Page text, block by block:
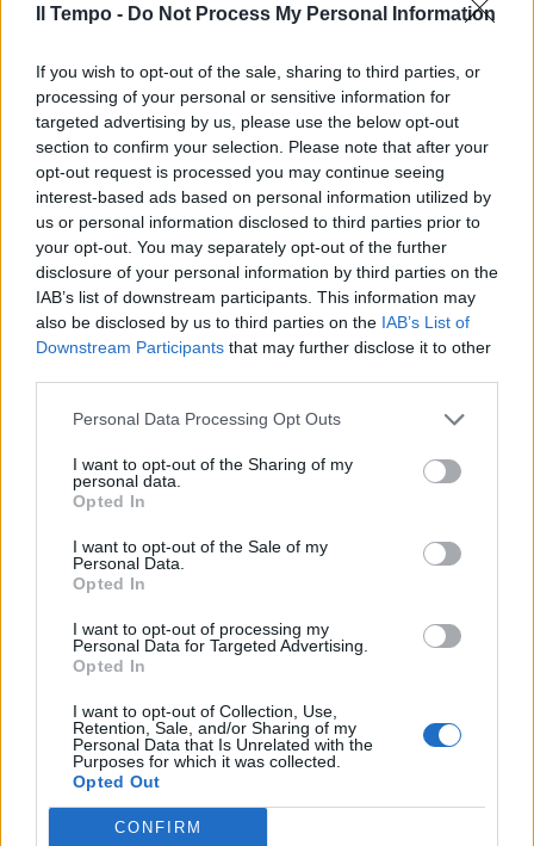
Il Tempo - Do Not Process My Personal Information
If you wish to opt-out of the sale, sharing to third parties, or
processing of your personal or sensitive information for
targeted advertising by us, please use the below opt-out
section to confirm your selection. Please note that after your
opt-out request is processed you may continue seeing
interest-based ads based on personal information utilized by
us or personal information disclosed to third parties prior to
your opt-out. You may separately opt-out of the further
disclosure of your personal information by third parties on the
IAB’s list of downstream participants. This information may
also be disclosed by us to third parties on the IAB’s List of
Downstream Participants that may further disclose it to other
Personal Data Processing Opt Outs
I want to opt-out of the Sharing of my
personal data.
Opted In
I want to opt-out of the Sale of my
Personal Data.
Opted In
I want to opt-out of processing my
Personal Data for Targeted Advertising.
Opted In
I want to opt-out of Collection, Use,
Retention, Sale, and/or Sharing of my
Personal Data that Is Unrelated with the
Purposes for which it was collected.
Opted Out
CONFIRM
Goggia, fantastica doppietta in
02/02/2020
EQUITAZIONE
Lorenzo De Luca in finale di
Coppa del Mondo
07/04/2019
EQUITAZIONE
Lucia Le Jeune-Vizzini si impone
tra i Big in Coppa del Mondo e
COPPA DEL MONDO
Capolavoro Paris a Bormio. Bis
nel SuperG
EQUITAZIONE
Winningmood va in pensione: la
sua "danza" fa impazzire il
pubblico
15/04/2018